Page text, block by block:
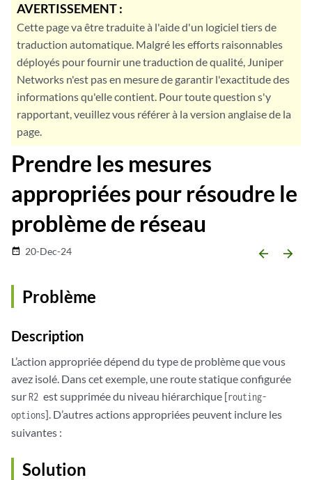
AVERTISSEMENT :
Cette page va être traduite à l'aide d'un logiciel tiers de
traduction automatique. Malgré les efforts raisonnables
déployés pour fournir une traduction de qualité, Juniper
Networks n'est pas en mesure de garantir l'exactitude des
informations qu'elle contient. Pour toute question s'y
rapportant, veuillez vous référer à la version anglaise de la
page.
Prendre les mesures
appropriées pour résoudre le
problème de réseau
date_range 20-Dec-24 arrow_backward arrow_forward
Problème
Description
L’action appropriée dépend du type de problème que vous
avez isolé. Dans cet exemple, une route statique configurée
surR2 est supprimée du niveau hiérarchique [routing-
options]. D’autres actions appropriées peuvent inclure les
suivantes :
Solution